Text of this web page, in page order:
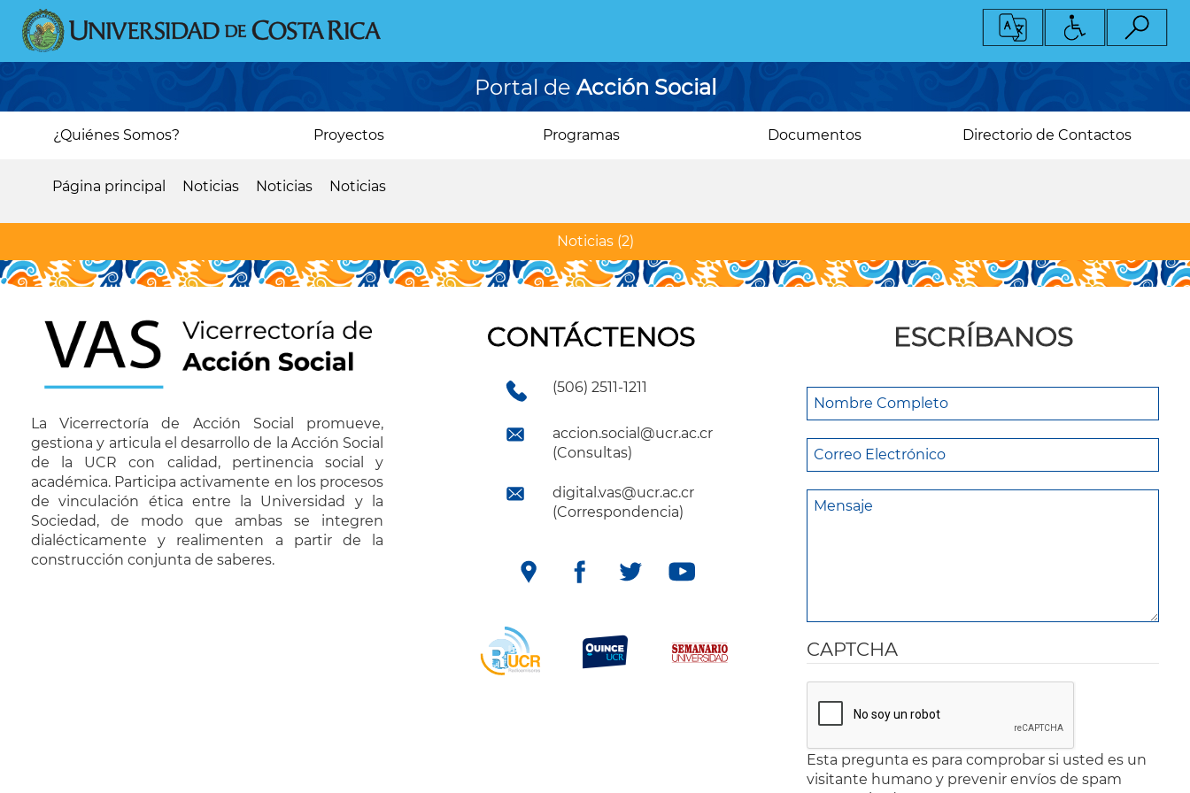
Pasar
contenido
principal
Portal de Acción Social
Main¿Quiénes Somos? Proyectos Programas Documentos Directorio de Contactos
de
ayuda
a
la
navegación
Página principal Noticias Noticias Noticias
Noticias(2)
La Vicerrectoría de Acción Social promueve,
gestiona y articula el desarrollo de la Acción Social
de la UCR con calidad, pertinencia social y
académica. Participa activamente en los procesos
de vinculación ética entre la Universidad y la
Sociedad, de modo que ambas se integren
dialécticamente y realimenten a partir de la
construcción conjunta de saberes.
CONTÁCTENOS
(506) 2511-1211
accion.social@ucr.ac.cr
(Consultas)
digital.vas@ucr.ac.cr
(Correspondencia)
ESCRÍBANOS
CAPTCHA
Esta pregunta es para comprobar si usted es un
visitante humano y prevenir envíos de spam